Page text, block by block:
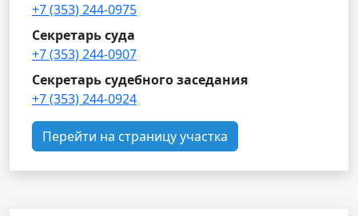
+7 (353) 244-0975
Секретарь суда
+7 (353) 244-0907
Секретарь судебного заседания
+7 (353) 244-0924
Перейти на страницу участка